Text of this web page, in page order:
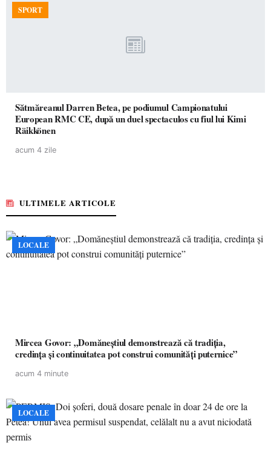
SPORT
Sătmăreanul Darren Betea, pe podiumul Campionatului
European RMC CE, după un duel spectaculos cu fiul lui Kimi
Räikkönen
acum 4 zile
ULTIMELE ARTICOLE
LOCALE
Mircea Govor: „Domăneștiul demonstrează că tradiția,
credința și continuitatea pot construi comunități puternice”
acum 4 minute
LOCALE